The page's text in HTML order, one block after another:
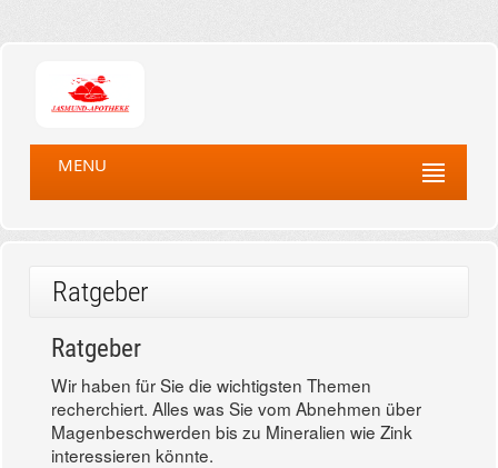
MENU
Ratgeber
Ratgeber
Wir haben für Sie die wichtigsten Themen
recherchiert. Alles was Sie vom Abnehmen über
Magenbeschwerden bis zu Mineralien wie Zink
interessieren könnte.